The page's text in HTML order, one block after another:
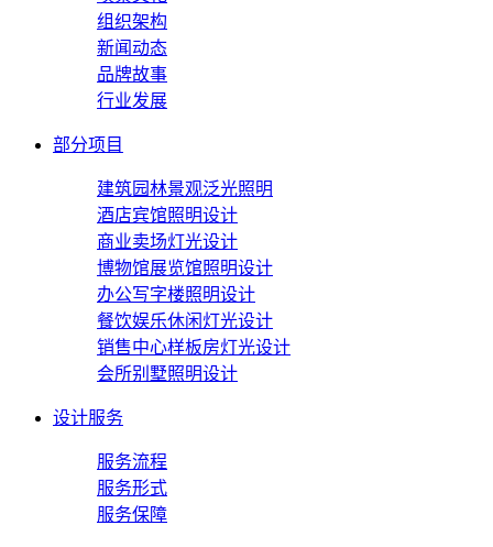
组织架构
新闻动态
品牌故事
行业发展
部分项目
建筑园林景观泛光照明
酒店宾馆照明设计
商业卖场灯光设计
博物馆展览馆照明设计
办公写字楼照明设计
餐饮娱乐休闲灯光设计
销售中心样板房灯光设计
会所别墅照明设计
设计服务
服务流程
服务形式
服务保障